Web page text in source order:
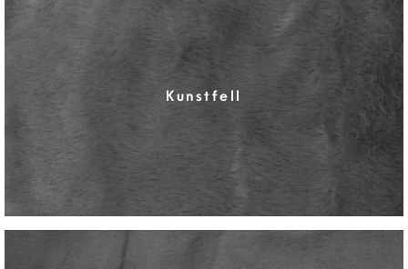
Kunstfell